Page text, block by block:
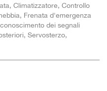
Climatizzatore, Controllo
Frenata d'emergenza
dei segnali
Servosterzo,